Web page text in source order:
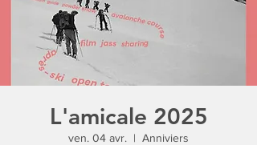
L'amicale 2025
ven. 04 avr.
  |
Anniviers